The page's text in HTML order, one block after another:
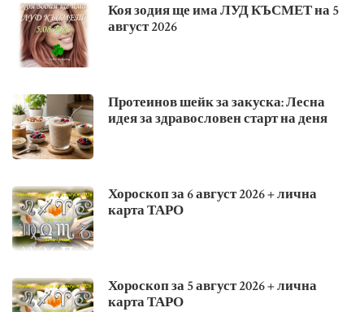
Коя зодия ще има ЛУД КЪСМЕТ на 5
август 2026
Протеинов шейк за закуска: Лесна
идея за здравословен старт на деня
Хороскоп за 6 август 2026 + лична
карта ТАРО
Хороскоп за 5 август 2026 + лична
карта ТАРО